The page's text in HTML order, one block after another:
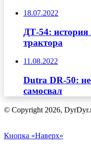
18.07.2022
ДТ-54: история
трактора
11.08.2022
Dutra DR-50:
самосвал
© Copyright 2026,
Кнопка «Наверх»